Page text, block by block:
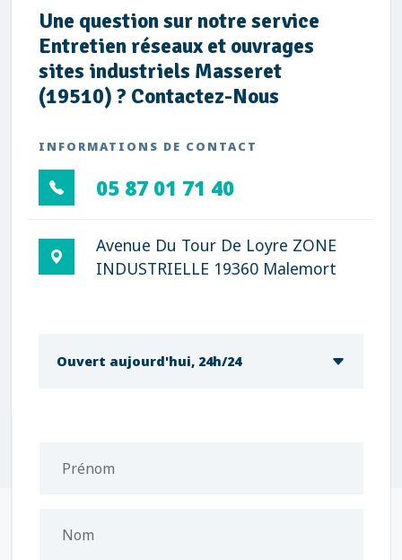
Une question sur notre service
Entretien réseaux et ouvrages
sites industriels Masseret
(19510) ? Contactez-Nous
INFORMATIONS DE CONTACT
05 87 01 71 40
Avenue Du Tour De Loyre ZONE
INDUSTRIELLE 19360 Malemort
Ouvert aujourd'hui, 24h/24
Prénom
Nom